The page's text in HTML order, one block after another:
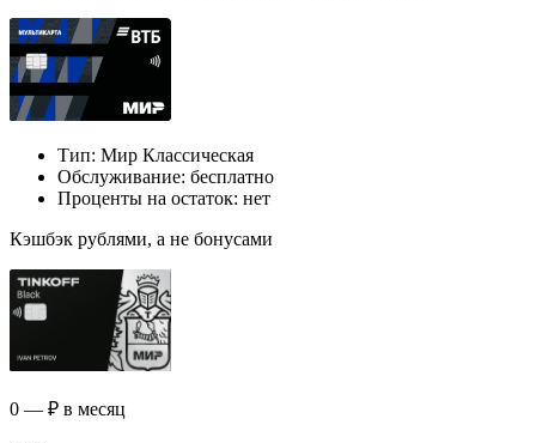
Тип: Мир Классическая
Обслуживание: бесплатно
Проценты на остаток: нет
Кэшбэк рублями, а не бонусами
0 — ₽ в месяц